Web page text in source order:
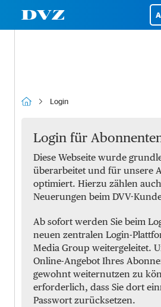
Login
Login für
Diese Webseite wurde
überarbeitet und für unsere
optimiert. Hierzu zählen
Neuerungen beim DVV-
Ab sofort werden Sie beim
neuen zentralen Login-
Media Group weitergeleitet.
Online-Angebot Ihres
gewohnt weiternutzen zu
erforderlich, dass Sie dort
Passwort zurücksetzen.